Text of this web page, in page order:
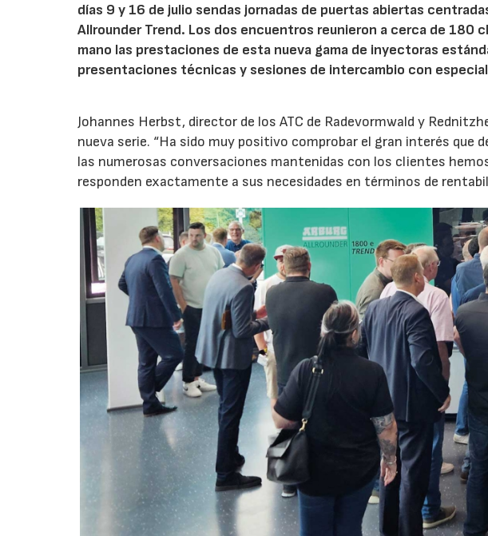
días 9 y 16 de julio sendas jornadas de puertas abiertas
Allrounder Trend. Los dos encuentros reunieron a cerca de 180
mano las prestaciones de esta nueva gama de inyectoras
presentaciones técnicas y sesiones de intercambio con
Johannes Herbst, director de los ATC de Radevormwald y
nueva serie. “Ha sido muy positivo comprobar el gran interés que
las numerosas conversaciones mantenidas con los clientes
responden exactamente a sus necesidades en términos de